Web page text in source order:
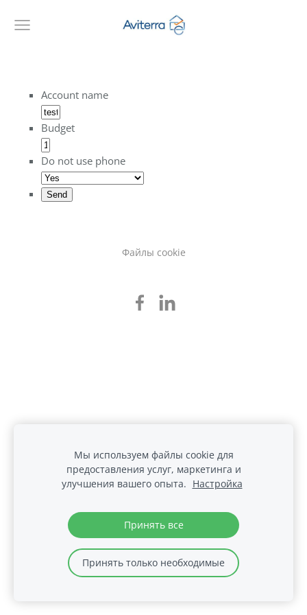
Account name
Budget
Do not use phone
Send
Файлы cookie
Мы используем файлы cookie для
предоставления услуг, маркетинга и
улучшения вашего опыта.
Настройка
Принять все
Принять только необходимые